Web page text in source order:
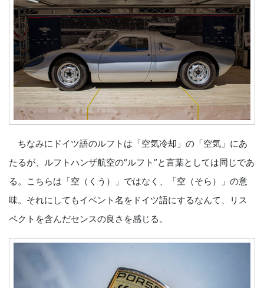
ちなみにドイツ語のルフトは「空気冷却」の「空気」にあ
たるが、ルフトハンザ航空の“ルフト”と言葉としては同じであ
る。こちらは「空（くう）」ではなく、「空（そら）」の意
味。それにしてもイベント名をドイツ語にするなんて、リス
ペクトを含んだセンスの良さを感じる。